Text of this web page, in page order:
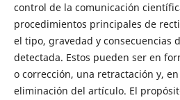
control de la comunicación
procedimientos principales de
el tipo, gravedad y consecuencias
detectada. Estos pueden ser en
o corrección, una retractación y,
eliminación del artículo. El